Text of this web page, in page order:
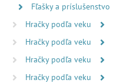
Fľašky a príslušenstvo
Hračky podľa veku
Hračky podľa veku
Hračky podľa veku
Hračky podľa veku